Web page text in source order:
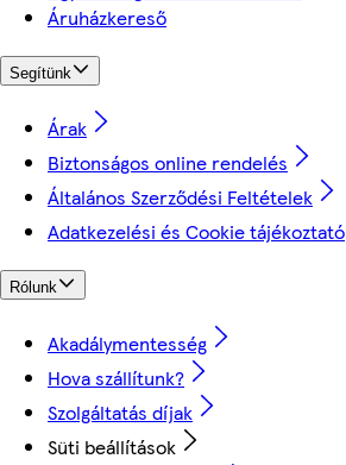
Áruházkereső
Segítünk
Árak
Biztonságos online rendelés
Általános Szerződési Feltételek
Adatkezelési és Cookie tájékoztató
Rólunk
Akadálymentesség
Hova szállítunk?
Szolgáltatás díjak
Süti beállítások